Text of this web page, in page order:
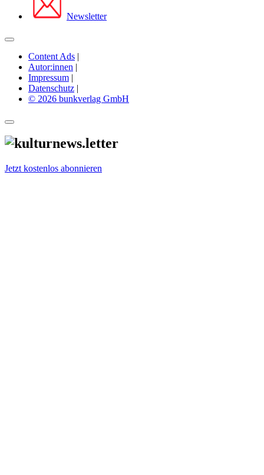
Newsletter
Content Ads |
Autor:innen |
Impressum |
Datenschutz |
© 2026 bunkverlag GmbH
Jetzt kostenlos abonnieren